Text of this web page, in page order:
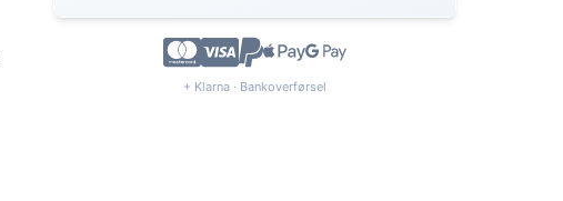
+ Klarna · Bankoverførsel